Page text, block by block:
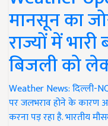
मानसून का
राज्यों में
बिजली को
Weather News: दिल्ली-
पर जलभराव होने के कारण
करना पड़ रहा है. भारतीय